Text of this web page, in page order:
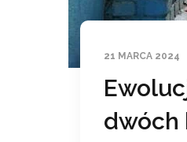
21 MARCA 2024
dwóch